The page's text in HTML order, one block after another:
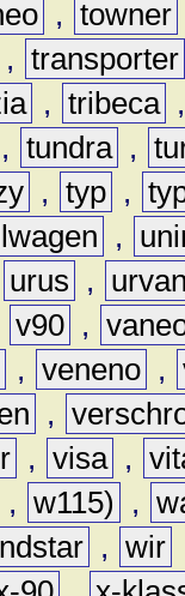
, towner
, transporter
, tribeca
, tundra ,
, typ ,
,
urus ,
v90 ,
, veneno ,
,
, visa ,
, w115) ,
, wir